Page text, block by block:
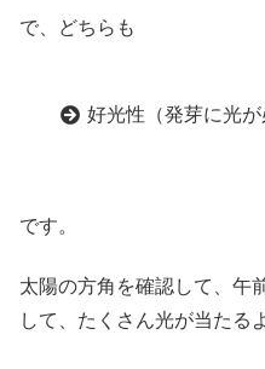
で、どちらも
好光性（発芽に光が
です。
太陽の方角を確認して、午
して、たくさん光が当たる